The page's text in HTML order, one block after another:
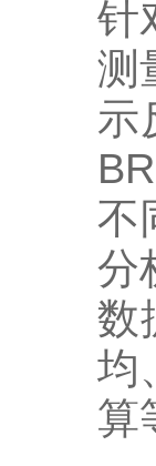
针
测
示
不
分
数
均
算